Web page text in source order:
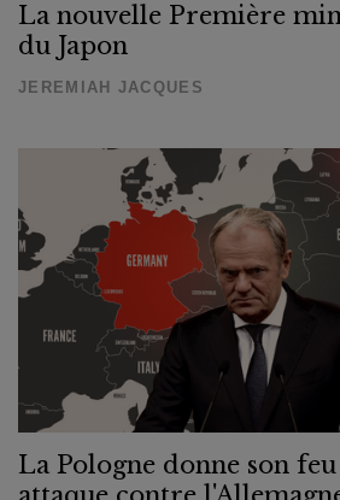
La nouvelle Première
du Japon
JEREMIAH JACQUES
La Pologne donne son